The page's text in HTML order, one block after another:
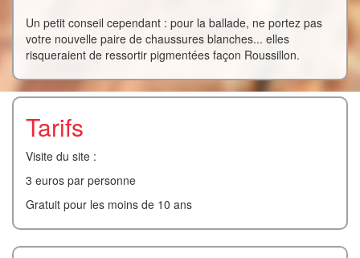
Un petit conseil cependant : pour la ballade, ne portez pas
votre nouvelle paire de chaussures blanches... elles
risqueraient de ressortir pigmentées façon Roussillon.
Tarifs
Visite du site :
3 euros par personne
Gratuit pour les moins de 10 ans